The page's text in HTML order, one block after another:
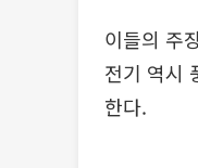
이들의 주
전기 역시
한다.